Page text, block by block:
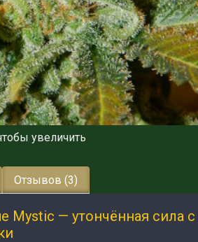
увеличить
Отзывов (3)
Mystic — утончённая сила